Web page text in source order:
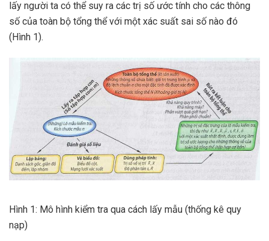
lấy người ta có thể suy ra các trị số ước tính cho các thông
số của toàn bộ tổng thể với một xác suất sai số nào đó
(Hình 1).
Hình 1: Mô hình kiểm tra qua cách lấy mẫu (thống kê quy
nạp)